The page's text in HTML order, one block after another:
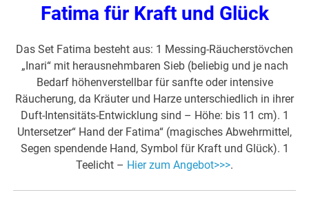
Fatima für Kraft und Glück
Das Set Fatima besteht aus: 1 Messing-Räucherstövchen
„Inari“ mit herausnehmbaren Sieb (beliebig und je nach
Bedarf höhenverstellbar für sanfte oder intensive
Räucherung, da Kräuter und Harze unterschiedlich in ihrer
Duft-Intensitäts-Entwicklung sind – Höhe: bis 11 cm). 1
Untersetzer“ Hand der Fatima“ (magisches Abwehrmittel,
Segen spendende Hand, Symbol für Kraft und Glück). 1
Teelicht – Hier zum Angebot>>>.